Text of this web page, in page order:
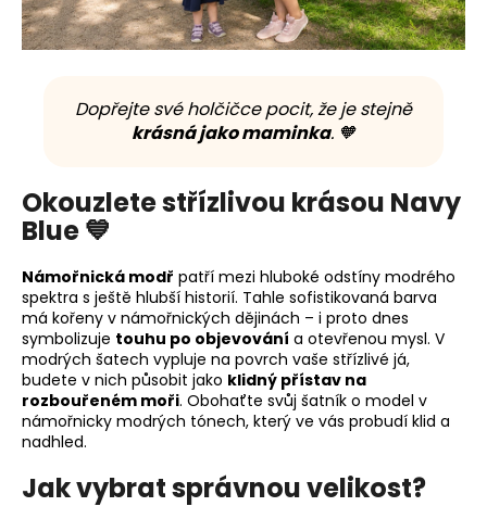
Dopřejte své holčičce pocit, že je stejně
krásná jako maminka. 🧡
Okouzlete střízlivou krásou Navy
Blue 💙
Námořnická modř patří mezi hluboké odstíny modrého
spektra s ještě hlubší historií. Tahle sofistikovaná barva
má kořeny v námořnických dějinách – i proto dnes
symbolizuje touhu po objevování a otevřenou mysl. V
modrých šatech vypluje na povrch vaše střízlivé já,
budete v nich působit jako klidný přístav na
rozbouřeném moři. Obohaťte svůj šatník o model v
námořnicky modrých tónech, který ve vás probudí klid a
nadhled.
Jak vybrat správnou velikost?